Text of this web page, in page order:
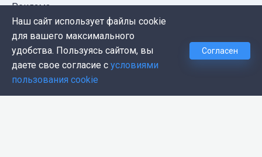
Реклама
Публичная оферта
Политика конфиденциальности
Контакты
Наш сайт использует файлы cookie
для вашего максимального
удобства. Пользуясь сайтом, вы
даете свое согласие с условиями
пользования cookie
Согласен